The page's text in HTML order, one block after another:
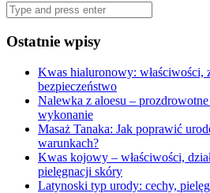
Search
for:
Ostatnie wpisy
Kwas hialuronowy: właściwości,
bezpieczeństwo
Nalewka z aloesu –
wykonanie
Masaż Tanaka: Jak poprawić
warunkach?
Kwas kojowy – właściwości,
pielęgnacji skóry
Latynoski typ urody: cechy,